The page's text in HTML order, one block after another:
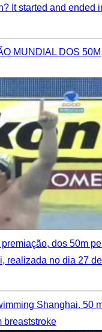
It started and ended
MUNDIAL DOS 50M
dos 50m
realizada no dia 27 de
Shanghai. 50
breaststroke